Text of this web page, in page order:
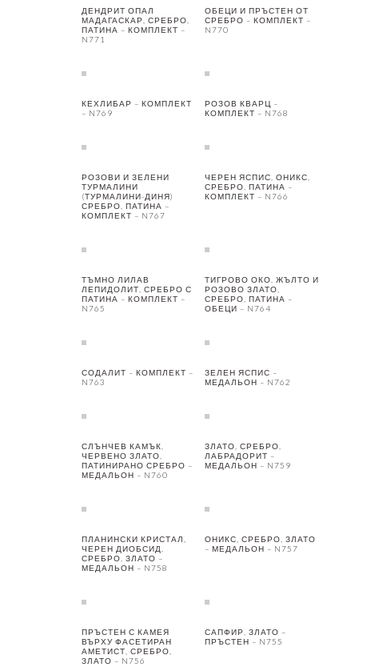
ДЕНДРИТ ОПАЛ
МАДАГАСКАР, СРЕБРО,
ПАТИНА – КОМПЛЕКТ –
N771
ОБЕЦИ И ПРЪСТЕН ОТ
СРЕБРО – КОМПЛЕКТ –
N770
КЕХЛИБАР – КОМПЛЕКТ
– N769
РОЗОВ КВАРЦ –
КОМПЛЕКТ – N768
РОЗОВИ И ЗЕЛЕНИ
ТУРМАЛИНИ
(ТУРМАЛИНИ-ДИНЯ)
СРЕБРО, ПАТИНА –
КОМПЛЕКТ – N767
ЧЕРЕН ЯСПИС, ОНИКС,
СРЕБРО, ПАТИНА –
КОМПЛЕКТ – N766
ТЪМНО ЛИЛАВ
ЛЕПИДОЛИТ, СРЕБРО С
ПАТИНА – КОМПЛЕКТ –
N765
ТИГРОВО ОКО, ЖЪЛТО И
РОЗОВО ЗЛАТО,
СРЕБРО, ПАТИНА –
ОБЕЦИ – N764
СОДАЛИТ – КОМПЛЕКТ –
N763
ЗЕЛЕН ЯСПИС –
МЕДАЛЬОН – N762
СЛЪНЧЕВ КАМЪК,
ЧЕРВЕНО ЗЛАТО,
ПАТИНИРАНО СРЕБРО –
МЕДАЛЬОН – N760
ЗЛАТО, СРЕБРО,
ЛАБРАДОРИТ –
МЕДАЛЬОН – N759
ПЛАНИНСКИ КРИСТАЛ,
ЧЕРЕН ДИОБСИД,
СРЕБРО, ЗЛАТО –
МЕДАЛЬОН – N758
ОНИКС, СРЕБРО, ЗЛАТО
– МЕДАЛЬОН – N757
ПРЪСТЕН С КАМЕЯ
ВЪРХУ ФАСЕТИРАН
АМЕТИСТ, СРЕБРО,
ЗЛАТО – N756
САПФИР, ЗЛАТО –
ПРЪСТЕН – N755